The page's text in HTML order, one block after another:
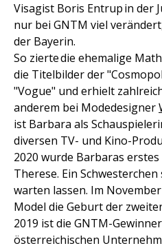
Visagist Boris Entrup in der
nur bei GNTM viel
der Bayerin.
So zierte die ehemalige
die Titelbilder der
"Vogue" und erhielt
anderem bei Modedesigner
ist Barbara als
diversen TV- und Kino-
2020 wurde Barbaras
Therese. Ein
warten lassen. Im
Model die Geburt der
2019 ist die GNTM-
österreichischen